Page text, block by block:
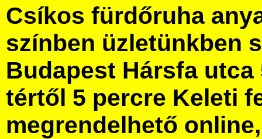
Csíkos fürdőruha
színben üzletünkben
Budapest Hársfa utca
tértől 5 percre Keleti
megrendelhető